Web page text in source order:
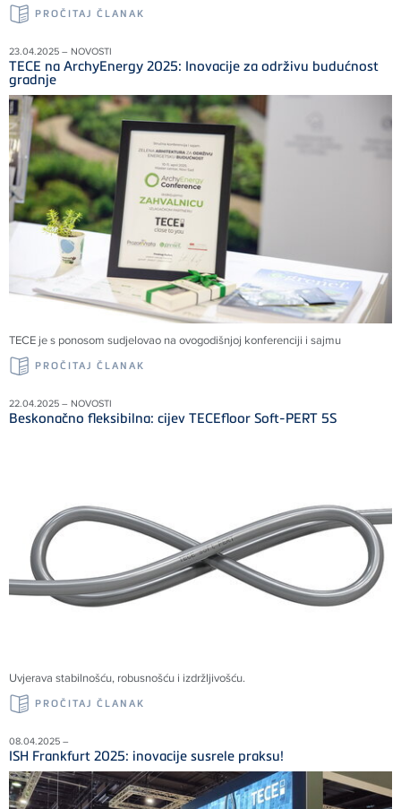
PROČITAJ ČLANAK
23.04.2025 – NOVOSTI
TECE na ArchyEnergy 2025: Inovacije za održivu budućnost
gradnje
TECE je s ponosom sudjelovao na ovogodišnjoj konferenciji i sajmu
PROČITAJ ČLANAK
22.04.2025 – NOVOSTI
Beskonačno fleksibilna: cijev TECEfloor Soft-PERT 5S
Uvjerava stabilnošću, robusnošću i izdržljivošću.
PROČITAJ ČLANAK
08.04.2025 –
ISH Frankfurt 2025: inovacije susrele praksu!